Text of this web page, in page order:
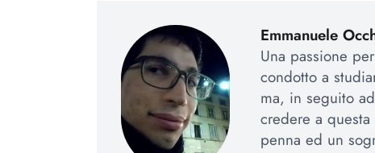
Emmanuele
Una passione
condotto a
ma, in seguito
credere a
penna ed un